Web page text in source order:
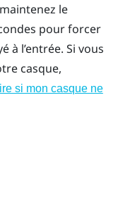
le
pour forcer
à l’entrée. Si vous
casque,
si mon casque ne